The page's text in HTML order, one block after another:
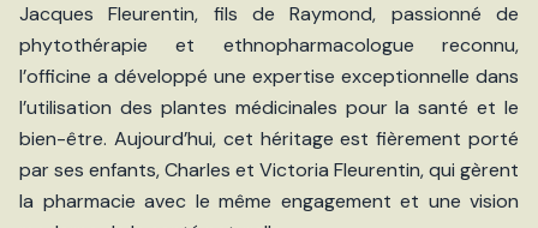
Jacques Fleurentin, fils de Raymond, passionné de
phytothérapie et ethnopharmacologue reconnu,
l’officine a développé une expertise exceptionnelle dans
l’utilisation des plantes médicinales pour la santé et le
bien-être. Aujourd’hui, cet héritage est fièrement porté
par ses enfants, Charles et Victoria Fleurentin, qui gèrent
la pharmacie avec le même engagement et une vision